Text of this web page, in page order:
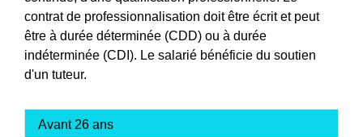
contrat de professionnalisation doit être écrit et peut
être à durée déterminée (CDD) ou à durée
indéterminée (CDI). Le salarié bénéficie du soutien
d'un tuteur.
Avant 26 ans